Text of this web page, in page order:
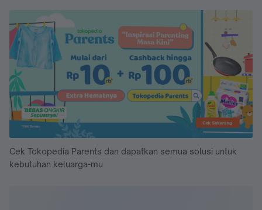
Cek Tokopedia Parents dan dapatkan semua solusi untuk
kebutuhan keluarga-mu